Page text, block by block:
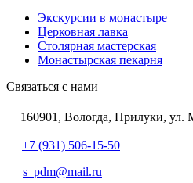
Экскурсии в монастыре
Церковная лавка
Столярная мастерская
Монастырская пекарня
Связаться с нами
160901, Вологда, Прилуки, ул.
+7 (931) 506-15-50
s_pdm@mail.ru